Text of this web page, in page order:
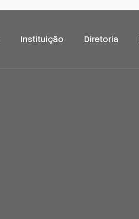
Instituição Diretoria